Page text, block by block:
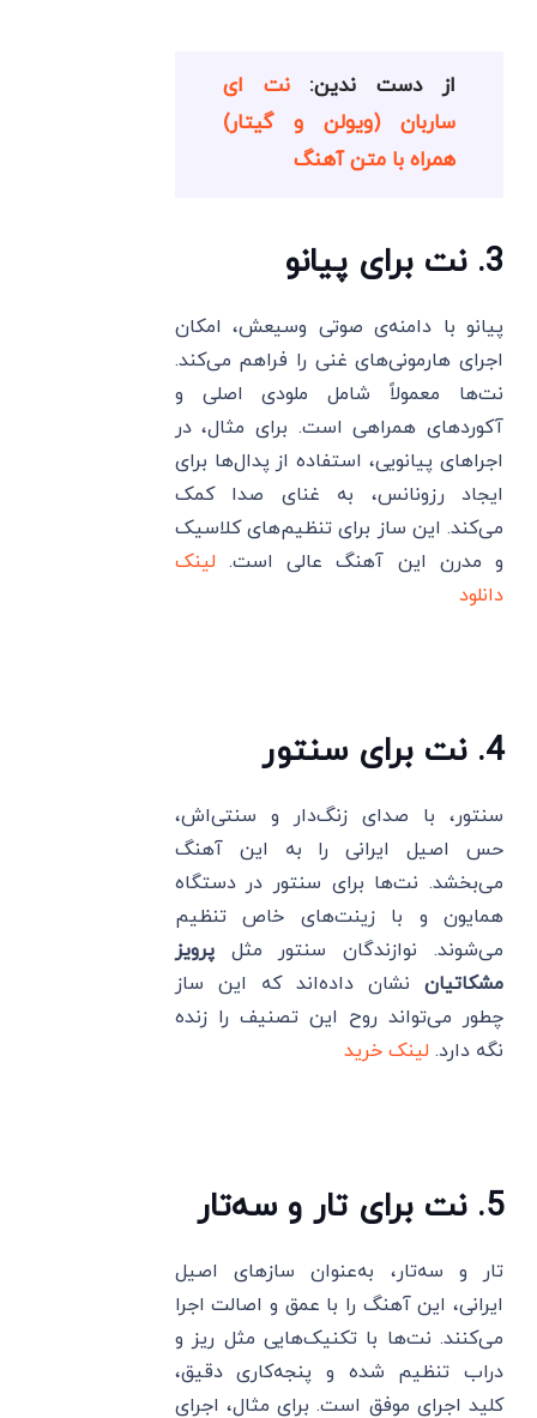
از دست ندین:نت ای
ساربان (ویولن و گیتار)
همراه با متن آهنگ
3. نت برای پیانو
پیانو با دامنه‌ی صوتی وسیعش، امکان
اجرای هارمونی‌های غنی را فراهم می‌کند.
نت‌ها معمولاً شامل ملودی اصلی و
آکوردهای همراهی است. برای مثال، در
اجراهای پیانویی، استفاده از پدال‌ها برای
ایجاد رزونانس، به غنای صدا کمک
می‌کند. این ساز برای تنظیم‌های کلاسیک
و مدرن این آهنگ عالی است. لینک
دانلود
4. نت برای سنتور
سنتور، با صدای زنگ‌دار و سنتی‌اش،
حس اصیل ایرانی را به این آهنگ
می‌بخشد. نت‌ها برای سنتور در دستگاه
همایون و با زینت‌های خاص تنظیم
می‌شوند. نوازندگان سنتور مثلپرویز
مشکاتیان نشان داده‌اند که این ساز
چطور می‌تواند روح این تصنیف را زنده
نگه دارد. لینک خرید
5. نت برای تار و سه‌تار
تار و سه‌تار، به‌عنوان سازهای اصیل
ایرانی، این آهنگ را با عمق و اصالت اجرا
می‌کنند. نت‌ها با تکنیک‌هایی مثل ریز و
دراب تنظیم شده و پنجه‌کاری دقیق،
کلید اجرای موفق است. برای مثال، اجرای